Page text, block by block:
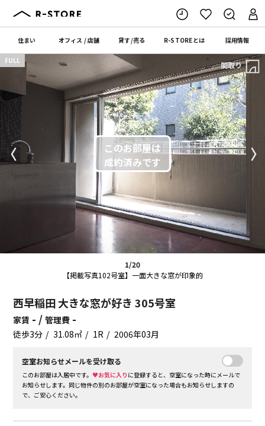
住まい オフィス /店舗 貸す/売る R-STOREとは 採用情報
1/20
【掲載写真102号室】一面大きな窓が印象的
〈 〉
FULL 間取り
西早稲田 大きな窓が好き 305号室
家賃 - /管理費 -
徒歩3分 31.08㎡ 1R 2006年03月
空室お知らせメールを受け取る
このお部屋は入居中です。♥お気に入り に登録すると、空室になった時にメールで
お知らせします。同じ物件の別のお部屋が空室になった場合もお知らせしますの
で、ご安心ください。